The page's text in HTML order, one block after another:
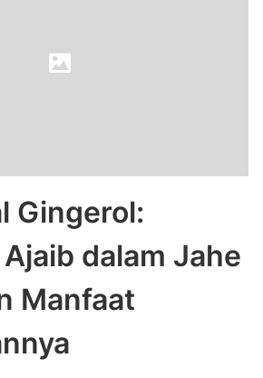
Gingerol:
dalam Jahe
Manfaat